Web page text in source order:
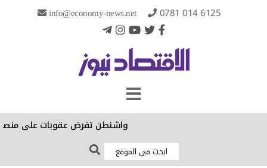
info@economy-news.net 0781 014 6125
واشنطن تفرض عقوبات على منصات